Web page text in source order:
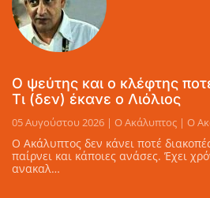
Ο ψεύτης και ο κλέφτης
Τι (δεν) έκανε ο Λιόλιος
05 Αυγούστου 2026 | Ο Ακάλυπτος | Ο
Ο Ακάλυπτος δεν κάνει ποτέ
παίρνει και κάποιες ανάσες. Έχει
ανακαλ…